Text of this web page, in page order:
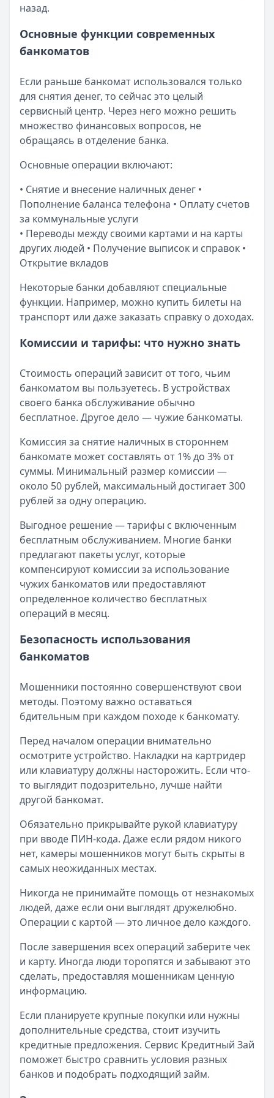
Рейтинг:4.7
Лимит: до600 000 ₽
Льготный период:
Рейтинг: 4.5
Сбербанк— СберКарта
Лимит: до1 000 000 ₽
Льготный период:120 дней
Обслуживание: Бесплатно
Газпромбанк— Простая кредитная карта
Лимит: до1 000 000 ₽
Льготный период:—
Обслуживание:Бесплатно
Рейтинг:4.6(10 отзывов)
Уралсиб Банк— 120 дней на максимум
Лимит: до5 000 000 ₽
Льготный период:
Обслуживание: Бесплатно
Рейтинг:4.7
Т-Банк— Платинум
Льготный период: 55 дней
Рейтинг:4.8(12 отзывов)
Альфа-Банк— Кредитная карта Альфа-Банка
Лимит: до1 000 000 ₽
Льготный период:60 дней
Обслуживание:
Рейтинг:4.8(11 отзывов)
Все кредитные карты
Субсидии малоимущим семьям в 2025 году
Кратко:
В сложной финансовой ситуации важно знать
17 ноября 2025 г.
Категория:Кредиты
Оформить кредит для иностранных граждан в 2025 году
Кратко: Получите кредит на сумму до 5 000 000 рублей
Опубликовано: 17 ноября 2025 г.
Категория:Кредиты
Читать статью
Все статьи
назад.
Основные функции современных
банкоматов
Если раньше банкомат использовался только
для снятия денег, то сейчас это целый
сервисный центр. Через него можно решить
множество финансовых вопросов, не
обращаясь в отделение банка.
Основные операции включают:
• Снятие и внесение наличных денег •
Пополнение баланса телефона • Оплату счетов
за коммунальные услуги
• Переводы между своими картами и на карты
других людей • Получение выписок и справок •
Открытие вкладов
Некоторые банки добавляют специальные
функции. Например, можно купить билеты на
транспорт или даже заказать справку о доходах.
Комиссии и тарифы: что нужно знать
Стоимость операций зависит от того, чьим
банкоматом вы пользуетесь. В устройствах
своего банка обслуживание обычно
бесплатное. Другое дело — чужие банкоматы.
Комиссия за снятие наличных в стороннем
банкомате может составлять от 1% до 3% от
суммы. Минимальный размер комиссии —
около 50 рублей, максимальный достигает 300
рублей за одну операцию.
Выгодное решение — тарифы с включенным
бесплатным обслуживанием. Многие банки
предлагают пакеты услуг, которые
компенсируют комиссии за использование
чужих банкоматов или предоставляют
определенное количество бесплатных
операций в месяц.
Безопасность использования
банкоматов
Мошенники постоянно совершенствуют свои
методы. Поэтому важно оставаться
бдительным при каждом походе к банкомату.
Перед началом операции внимательно
осмотрите устройство. Накладки на картридер
или клавиатуру должны насторожить. Если что-
то выглядит подозрительно, лучше найти
другой банкомат.
Обязательно прикрывайте рукой клавиатуру
при вводе ПИН-кода. Даже если рядом никого
нет, камеры мошенников могут быть скрыты в
самых неожиданных местах.
Никогда не принимайте помощь от незнакомых
людей, даже если они выглядят дружелюбно.
Операции с картой — это личное дело каждого.
После завершения всех операций заберите чек
и карту. Иногда люди торопятся и забывают это
сделать, предоставляя мошенникам ценную
информацию.
Если планируете крупные покупки или нужны
дополнительные средства, стоит изучить
кредитные предложения. Сервис Кредитный Зай
поможет быстро сравнить условия разных
банков и подобрать подходящий займ.